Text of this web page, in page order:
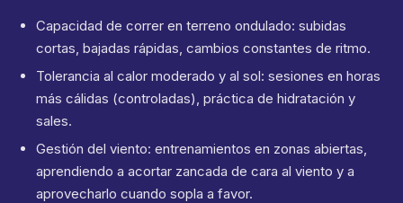
Capacidad de correr en terreno ondulado: subidas
cortas, bajadas rápidas, cambios constantes de ritmo.
Tolerancia al calor moderado y al sol: sesiones en horas
más cálidas (controladas), práctica de hidratación y
sales.
Gestión del viento: entrenamientos en zonas abiertas,
aprendiendo a acortar zancada de cara al viento y a
aprovecharlo cuando sopla a favor.